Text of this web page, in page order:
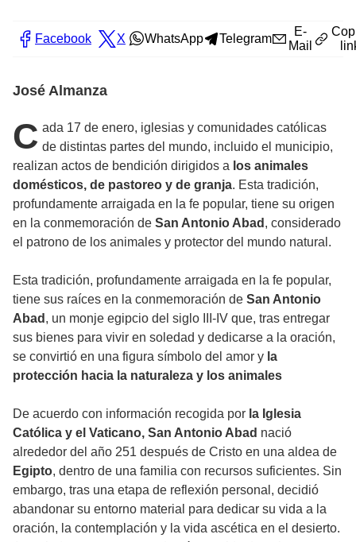
Facebook X WhatsApp Telegram
E-
Mail
José Almanza
C ada 17 de enero, iglesias y comunidades católicas
de distintas partes del mundo, incluido el municipio,
realizan actos de bendición dirigidos a los animales
domésticos, de pastoreo y de granja. Esta tradición,
profundamente arraigada en la fe popular, tiene su origen
en la conmemoración de San Antonio Abad , considerado
el patrono de los animales y protector del mundo natural.
Esta tradición, profundamente arraigada en la fe popular,
tiene sus raíces en la conmemoración de San Antonio
Abad , un monje egipcio del siglo III-IV que, tras entregar
sus bienes para vivir en soledad y dedicarse a la oración,
se convirtió en una figura símbolo del amor y la
protección hacia la naturaleza y los animales
De acuerdo con información recogida por la Iglesia
Católica y el Vaticano, San Antonio Abad nació
alrededor del año 251 después de Cristo en una aldea de
Egipto, dentro de una familia con recursos suficientes. Sin
embargo, tras una etapa de reflexión personal, decidió
abandonar su entorno material para dedicar su vida a la
oración, la contemplación y la vida ascética en el desierto.